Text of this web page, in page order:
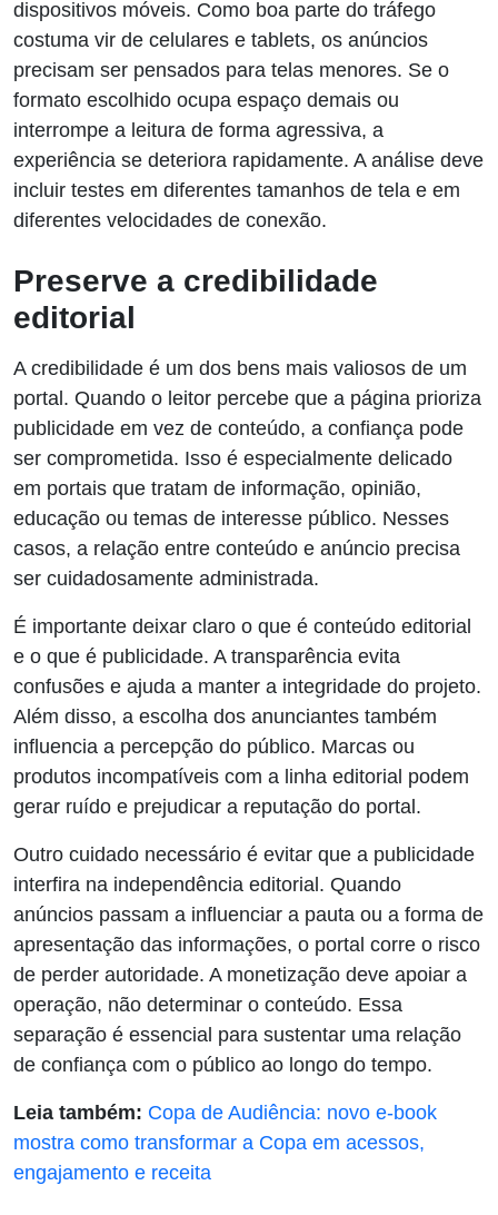
dispositivos móveis. Como boa parte do tráfego
costuma vir de celulares e tablets, os anúncios
precisam ser pensados para telas menores. Se o
formato escolhido ocupa espaço demais ou
interrompe a leitura de forma agressiva, a
experiência se deteriora rapidamente. A análise deve
incluir testes em diferentes tamanhos de tela e em
diferentes velocidades de conexão.
Preserve a credibilidade
editorial
A credibilidade é um dos bens mais valiosos de um
portal. Quando o leitor percebe que a página prioriza
publicidade em vez de conteúdo, a confiança pode
ser comprometida. Isso é especialmente delicado
em portais que tratam de informação, opinião,
educação ou temas de interesse público. Nesses
casos, a relação entre conteúdo e anúncio precisa
ser cuidadosamente administrada.
É importante deixar claro o que é conteúdo editorial
e o que é publicidade. A transparência evita
confusões e ajuda a manter a integridade do projeto.
Além disso, a escolha dos anunciantes também
influencia a percepção do público. Marcas ou
produtos incompatíveis com a linha editorial podem
gerar ruído e prejudicar a reputação do portal.
Outro cuidado necessário é evitar que a publicidade
interfira na independência editorial. Quando
anúncios passam a influenciar a pauta ou a forma de
apresentação das informações, o portal corre o risco
de perder autoridade. A monetização deve apoiar a
operação, não determinar o conteúdo. Essa
separação é essencial para sustentar uma relação
de confiança com o público ao longo do tempo.
Leia também: Copa de Audiência: novo e-book
mostra como transformar a Copa em acessos,
engajamento e receita